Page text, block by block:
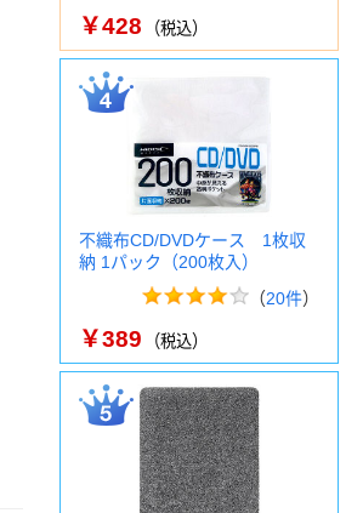
￥428 （税込）
不織布CD/DVDケース 1枚収
納 1パック（200枚入）
（20件）
￥389 （税込）